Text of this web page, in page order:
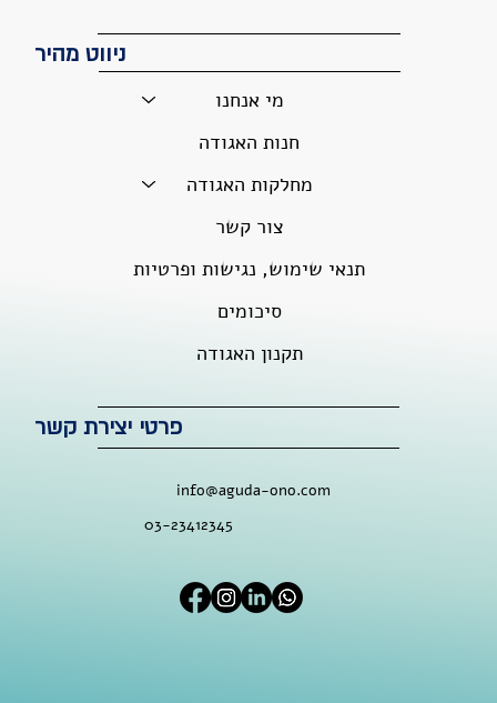
ניווט מהיר
מי אנחנו
חנות האגודה
מחלקות האגודה
צור קשר
תנאי שימוש, נגישות ופרטיות
סיכומים
תקנון האגודה
פרטי יצירת קשר
info@aguda-ono.com
03-23412345